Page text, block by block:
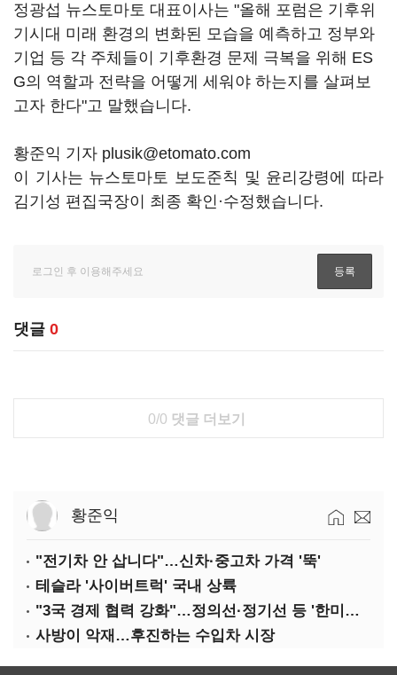
정광섭 뉴스토마토 대표이사는 "올해 포럼은 기후위
기시대 미래 환경의 변화된 모습을 예측하고 정부와
기업 등 각 주체들이 기후환경 문제 극복을 위해 ES
G의 역할과 전략을 어떻게 세워야 하는지를 살펴보
고자 한다"고 말했습니다.
황준익 기자 plusik@etomato.com
이 기사는 뉴스토마토 보도준칙 및 윤리강령에 따라
김기성 편집국장이 최종 확인·수정했습니다.
댓글 0
0/0 댓글 더보기
황준익
"전기차 안 삽니다"…신차·중고차 가격 '뚝'
테슬라 '사이버트럭' 국내 상륙
"3국 경제 협력 강화"…정의선·정기선 등 '한미일 경제대화' 참석
사방이 악재…후진하는 수입차 시장